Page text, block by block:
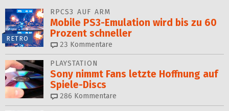
RETRO
RPCS3 AUF ARM
Mobile PS3-Emulation wird bis zu 60
Prozent schneller
23 Kommentare
PLAYSTATION
Sony nimmt Fans letzte Hoffnung auf
Spiele-Discs
286 Kommentare